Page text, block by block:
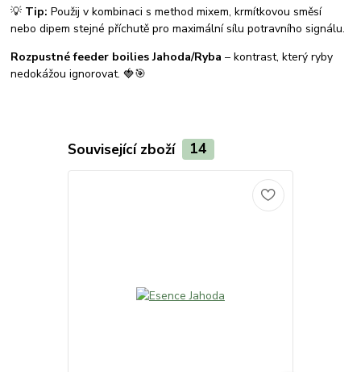
💡 Tip: Použij v kombinaci s method mixem, krmítkovou směsí
nebo dipem stejné příchutě pro maximální sílu potravního signálu.
Rozpustné feeder boilies Jahoda/Ryba– kontrast, který ryby
nedokážou ignorovat. 🍓🎯
Související zboží 14